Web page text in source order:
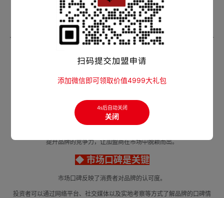
历史悠久、门店遍布多地的品牌往往更具实力，
能够在市场中立足更久，为加盟商提供更可靠的保障。
◆ 产品特色是核心
产品是江苏特色火锅店的灵魂，特色产品能够吸引消费者。
好的加盟江苏火锅品牌
例如，一些品牌以麻辣鲜香的特色锅底著称，或以新鲜的海鲜食材为亮点，
这些特色能够满足不同消费者的口味需求，
提升品牌的竞争力，让加盟商在市场中脱颖而出。
◆ 市场口碑是关键
市场口碑反映了消费者对品牌的认可度。
投资者可以通过网络平台、社交媒体以及实地考察等方式了解品牌的口碑情
添加微信即可领取价值4999大礼包
4s后自动关闭
关闭